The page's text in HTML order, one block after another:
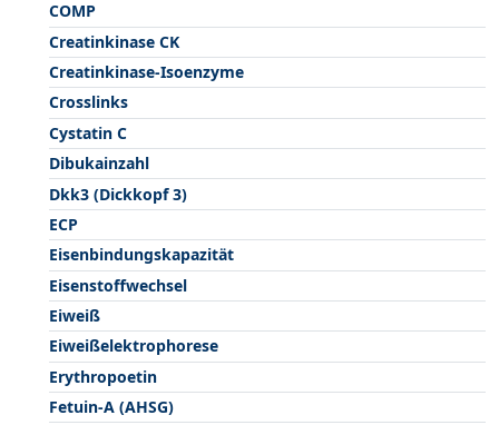
COMP
Creatinkinase CK
Creatinkinase-Isoenzyme
Crosslinks
Cystatin C
Dibukainzahl
Dkk3 (Dickkopf 3)
ECP
Eisenbindungskapazität
Eisenstoffwechsel
Eiweiß
Eiweißelektrophorese
Erythropoetin
Fetuin-A (AHSG)